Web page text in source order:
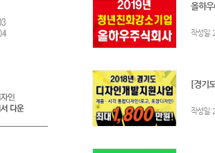
올하
작성일
[경기
작성일